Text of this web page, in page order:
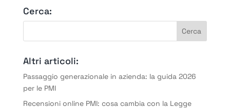
Cerca:
Altri articoli:
Passaggio generazionale in azienda: la guida 2026
per le PMI
Recensioni online PMI: cosa cambia con la Legge